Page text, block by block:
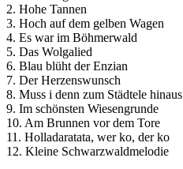
2. Hohe Tannen
3. Hoch auf dem gelben Wagen
4. Es war im Böhmerwald
5. Das Wolgalied
6. Blau blüht der Enzian
7. Der Herzenswunsch
8. Muss i denn zum Städtele hinaus
9. Im schönsten Wiesengrunde
10. Am Brunnen vor dem Tore
11. Holladaratata, wer ko, der ko
12. Kleine Schwarzwaldmelodie